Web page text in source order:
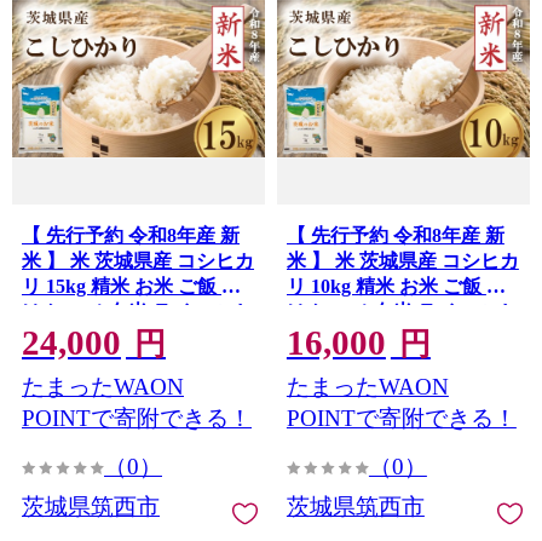
【 先行予約 令和8年産 新
米 】 米 茨城県産 コシヒカ
リ 15kg 精米 お米 ご飯 ご
はん コメ 白米 ライス こし
ひかり 新米15kg 米15kg 15
キロ 銘柄米 茨城県 2026年
度 8年度 新生活 応援 kome
okome 茨城県産 国産 産地
24,000 円
たまったWAON
POINTで寄附できる！
（0）
茨城県筑西市
【 先行予約 令和8年産 新
米 】 米 茨城県産 コシヒカ
リ 10kg 精米 お米 ご飯 ご
はん コメ 白米 ライス こし
ひかり 新米10kg 米10kg 10
キロ 銘柄米 茨城県 2026年
度 8年度 新生活 応援 kome
okome 茨城県産 国産 産地
16,000 円
たまったWAON
POINTで寄附できる！
（0）
茨城県筑西市